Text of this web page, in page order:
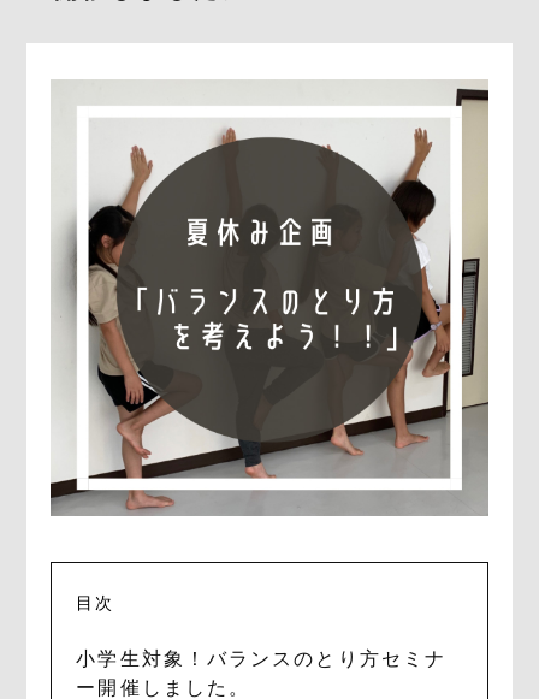
目次
小学生対象！バランスのとり方セミナ
ー開催しました。